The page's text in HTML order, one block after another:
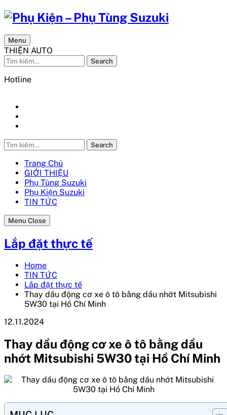
Menu
THIỆN AUTO
Search
Hotline
Search
Trang Chủ
GIỚI THIỆU
Phụ Tùng Suzuki
Phụ Kiện Suzuki
TIN TỨC
Menu Close
Lắp đặt thực tế
Home
TIN TỨC
Lắp đặt thực tế
Thay dầu động cơ xe ô tô bằng dầu nhớt Mitsubishi
5W30 tại Hồ Chí Minh
12.11.2024
Thay dầu động cơ xe ô tô bằng dầu
nhớt Mitsubishi 5W30 tại Hồ Chí Minh